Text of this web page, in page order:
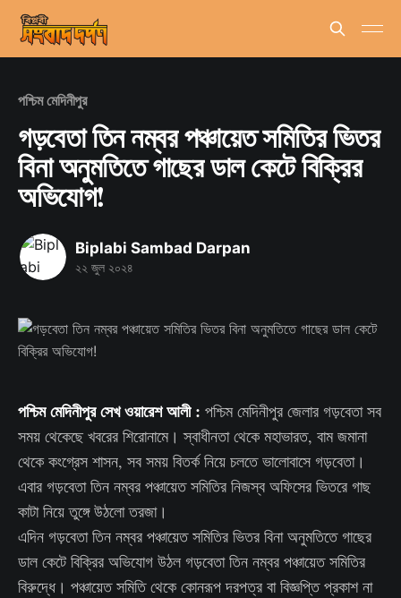
পশ্চিম মেদিনীপুর
গড়বেতা তিন নম্বর পঞ্চায়েত সমিতির ভিতর
বিনা অনুমতিতে গাছের ডাল কেটে বিক্রির
অভিযোগ!
Biplabi Sambad Darpan
২২ জুল ২০২৪
পশ্চিম মেদিনীপুর সেখ ওয়ারেশ আলী : পশ্চিম মেদিনীপুর জেলার গড়বেতা সব
সময় থেকেছে খবরের শিরোনামে। স্বাধীনতা থেকে মহাভারত, বাম জমানা
থেকে কংগ্রেস শাসন, সব সময় বিতর্ক নিয়ে চলতে ভালোবাসে গড়বেতা।
এবার গড়বেতা তিন নম্বর পঞ্চায়েত সমিতির নিজস্ব অফিসের ভিতরে গাছ
কাটা নিয়ে তুঙ্গে উঠলো তরজা।
এদিন গড়বেতা তিন নম্বর পঞ্চায়েত সমিতির ভিতর বিনা অনুমতিতে গাছের
ডাল কেটে বিক্রির অভিযোগ উঠল গড়বেতা তিন নম্বর পঞ্চায়েত সমিতির
বিরুদ্ধে। পঞ্চায়েত সমিতি থেকে কোনরূপ দরপত্র বা বিজ্ঞপ্তি প্রকাশ না